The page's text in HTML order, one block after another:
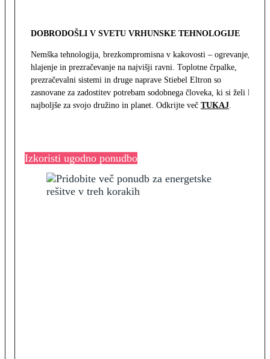
DOBRODOŠLI V SVETU VRHUNSKE TEHNOLOGIJE
Nemška tehnologija, brezkompromisna v kakovosti – ogrevanje,
hlajenje in prezračevanje na najvišji ravni. Toplotne črpalke,
prezračevalni sistemi in druge naprave Stiebel Eltron so
zasnovane za zadostitev potrebam sodobnega človeka, ki si želi le
najboljše za svojo družino in planet. Odkrijte več TUKAJ.
Izkoristi ugodno ponudbo